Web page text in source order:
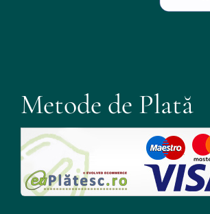
Metode de Plată